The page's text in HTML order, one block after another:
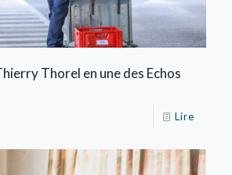
Thorel en une des Echos
Lire